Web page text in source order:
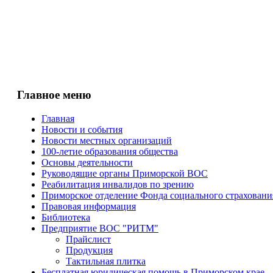
Главное меню
Главная
Новости и события
Новости местных организаций
100-летие образования общества
Основы деятельности
Руководящие органы Приморской ВОС
Реабилитация инвалидов по зрению
Приморское отделение Фонда социального
Правовая информация
Библиотека
Предприятие ВОС "РИТМ"
Прайслист
Продукция
Тактильная плитка